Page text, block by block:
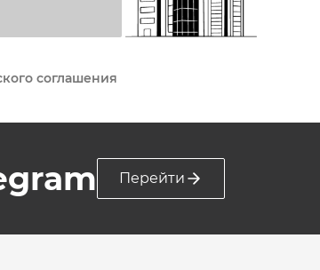
соглашения
Перейти